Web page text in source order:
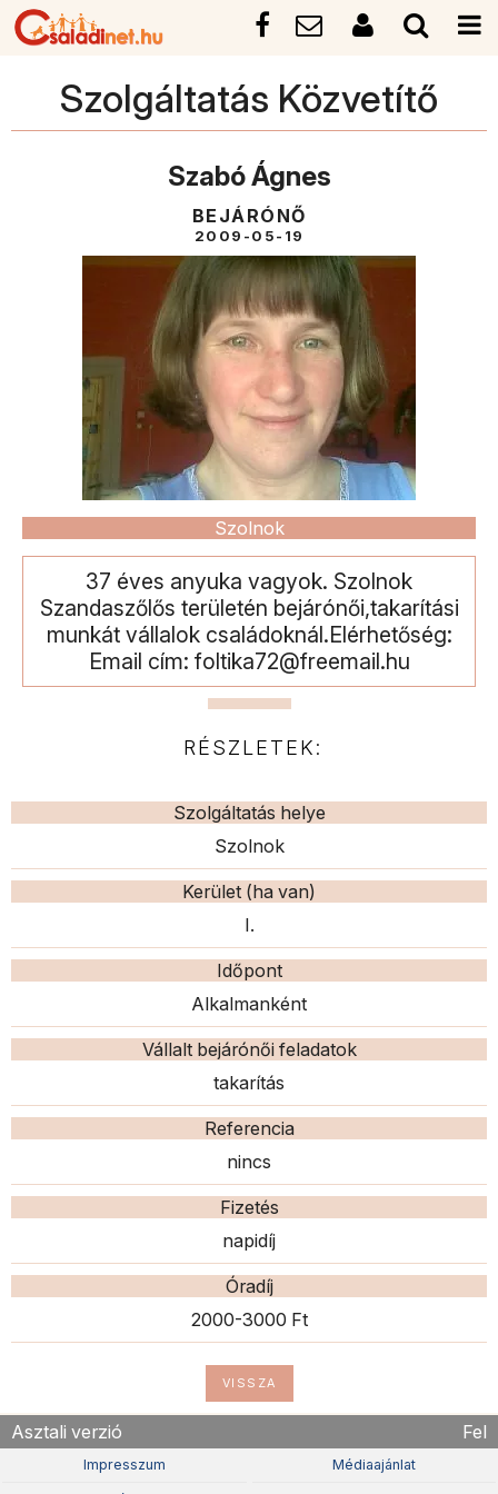
Szolgáltatás Közvetítő
Szabó Ágnes
BEJÁRÓNŐ
2009-05-19
Szolnok
37 éves anyuka vagyok. Szolnok
Szandaszőlős területén bejárónői,takarítási
munkát vállalok családoknál.Elérhetőség:
Email cím: foltika72@freemail.hu
RÉSZLETEK:
Szolgáltatás helye
Szolnok
Kerület (ha van)
I.
Időpont
Alkalmanként
Vállalt bejárónői feladatok
takarítás
Referencia
nincs
Fizetés
napidíj
Óradíj
2000-3000 Ft
VISSZA
Asztali verzió Fel
Impresszum Médiaajánlat